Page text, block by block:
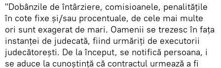
"Dobânzile de întârziere, comisioanele, penalitățile
în cote fixe și/sau procentuale, de cele mai multe
ori sunt exagerat de mari. Oamenii se trezesc în fața
instanței de judecată, fiind urmăriți de executorii
judecătorești. De la început, se notifică persoana, i
se aduce la cunoștință că contractul urmează a fi